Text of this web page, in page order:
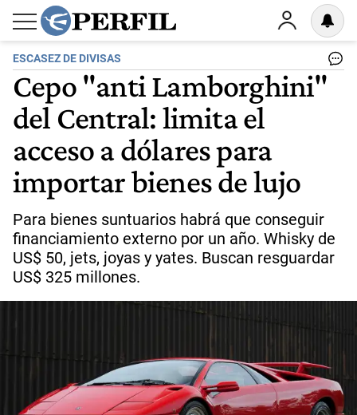
ESCASEZ DE DIVISAS
Cepo "anti Lamborghini"
del Central: limita el
acceso a dólares para
importar bienes de lujo
Para bienes suntuarios habrá que conseguir
financiamiento externo por un año. Whisky de
US$ 50, jets, joyas y yates. Buscan resguardar
US$ 325 millones.